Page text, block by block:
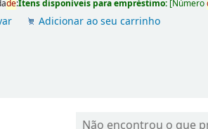
de:Itens disponíveis para empréstimo: [Número
Adicionar ao seu carrinho